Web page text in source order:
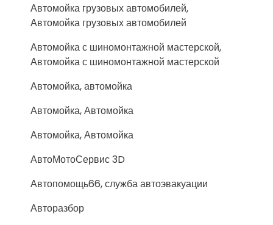
Автомойка грузовых автомобилей,
Автомойка грузовых автомобилей
Автомойка с шиномонтажной мастерской,
Автомойка с шиномонтажной мастерской
Автомойка, автомойка
Автомойка, Автомойка
Автомойка, Автомойка
АвтоМотоСервис 3D
Автопомощь66, служба автоэвакуации
Авторазбор